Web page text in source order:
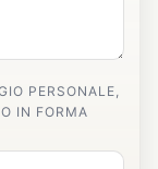
PERSONALE,
IN FORMA